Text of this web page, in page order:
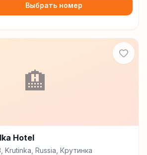
Выбрать номер
🏨
Hotel
Krutinka, Russia, Крутинка